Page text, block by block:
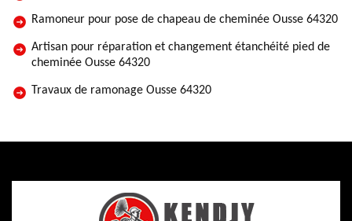
Ramoneur pour pose de chapeau de cheminée Ousse 64320
Artisan pour réparation et changement étanchéité pied de
cheminée Ousse 64320
Travaux de ramonage Ousse 64320